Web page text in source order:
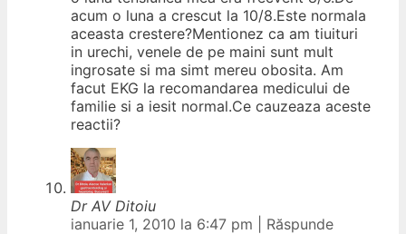
acum o luna a crescut la 10/8.Este normala
aceasta crestere?Mentionez ca am tiuituri
in urechi, venele de pe maini sunt mult
ingrosate si ma simt mereu obosita. Am
facut EKG la recomandarea medicului de
familie si a iesit normal.Ce cauzeaza aceste
reactii?
Dr AV Ditoiu
ianuarie 1, 2010 la 6:47 pm
Răspunde